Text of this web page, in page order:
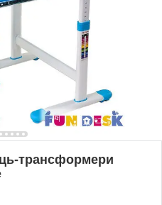
трансформери